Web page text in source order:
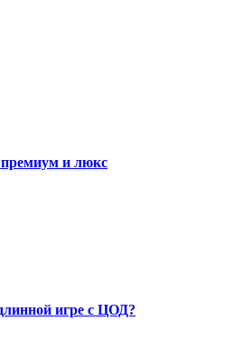
премиум и люкс
игре с ЦОД?